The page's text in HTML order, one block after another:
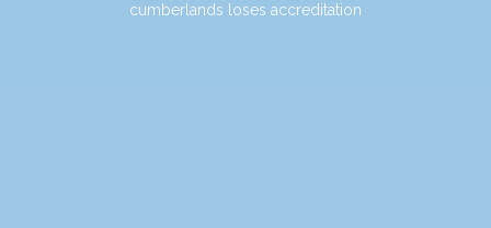
cumberlands loses accreditation